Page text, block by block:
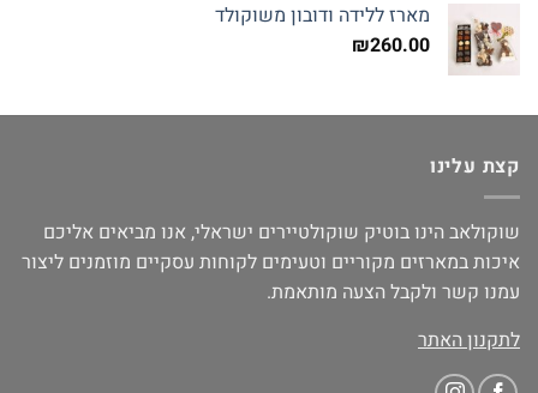
מארז ללידה ודובון משוקולד
₪260.00
קצת עלינו
שוקולאב הינו בוטיק שוקולטיירים ישראלי, אנו מביאים אליכם
איכות במארזים מקוריים וטעימים לקוחות עסקיים מוזמנים ליצור
עמנו קשר ולקבל הצעה מותאמת.
לתקנון האתר